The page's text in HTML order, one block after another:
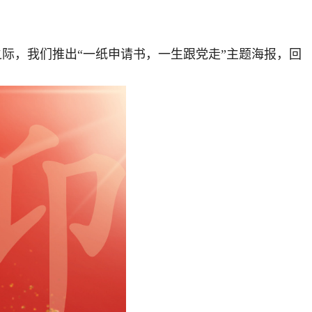
我们推出“一纸申请书，一生跟党走”主题海报，回